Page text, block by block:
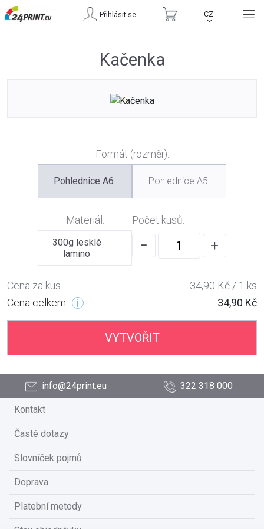
Přihlásit se CZ
›
Kačenka
Formát (rozměr):
Pohlednice A6 Pohlednice A5
Materiál:
300g lesklé
lamino
Počet kusů:
− +
Cena za kus
34,90 Kč / 1 ks
Cena celkem
34,90 Kč
VYTVOŘIT
info@24print.eu 322 318 000
Kontakt
Časté dotazy
Slovníček pojmů
Doprava
Platební metody